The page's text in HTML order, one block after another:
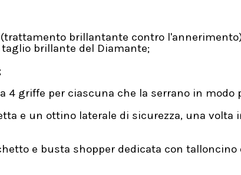
brillantante contro
brillante del Diamante;
4 griffe per ciascuna che la serrano in modo
e un ottino laterale di sicurezza, una volta
e busta shopper dedicata con